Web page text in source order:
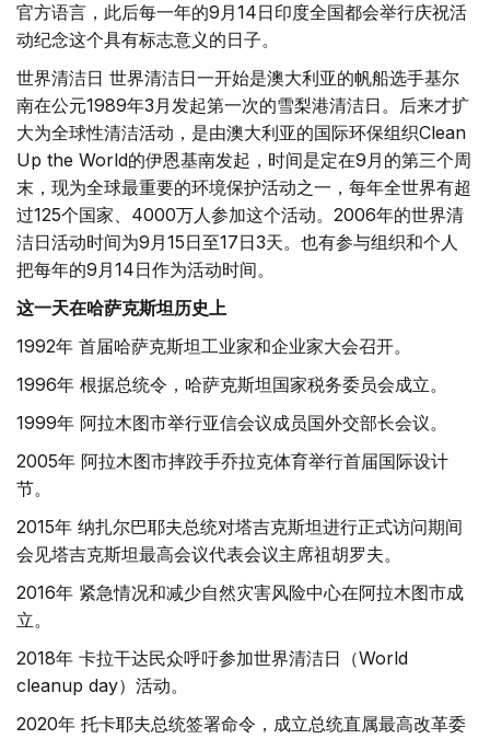
官方语言，此后每一年的9月14日印度全国都会举行庆祝活
动纪念这个具有标志意义的日子。
世界清洁日 世界清洁日一开始是澳大利亚的帆船选手基尔
南在公元1989年3月发起第一次的雪梨港清洁日。后来才扩
大为全球性清洁活动，是由澳大利亚的国际环保组织Clean
Up the World的伊恩基南发起，时间是定在9月的第三个周
末，现为全球最重要的环境保护活动之一，每年全世界有超
过125个国家、4000万人参加这个活动。2006年的世界清
洁日活动时间为9月15日至17日3天。也有参与组织和个人
把每年的9月14日作为活动时间。
这一天在哈萨克斯坦历史上
1992年 首届哈萨克斯坦工业家和企业家大会召开。
1996年 根据总统令，哈萨克斯坦国家税务委员会成立。
1999年 阿拉木图市举行亚信会议成员国外交部长会议。
2005年 阿拉木图市摔跤手乔拉克体育举行首届国际设计
节。
2015年 纳扎尔巴耶夫总统对塔吉克斯坦进行正式访问期间
会见塔吉克斯坦最高会议代表会议主席祖胡罗夫。
2016年 紧急情况和减少自然灾害风险中心在阿拉木图市成
立。
2018年 卡拉干达民众呼吁参加世界清洁日（World
cleanup day）活动。
2020年 托卡耶夫总统签署命令，成立总统直属最高改革委